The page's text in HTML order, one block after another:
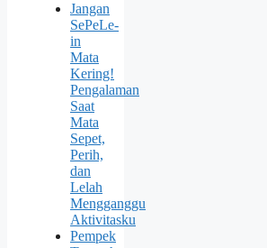
Jangan
SePeLe-
in
Mata
Kering!
Pengalaman
Saat
Mata
Sepet,
Perih,
dan
Lelah
Mengganggu
Aktivitasku
Pempek